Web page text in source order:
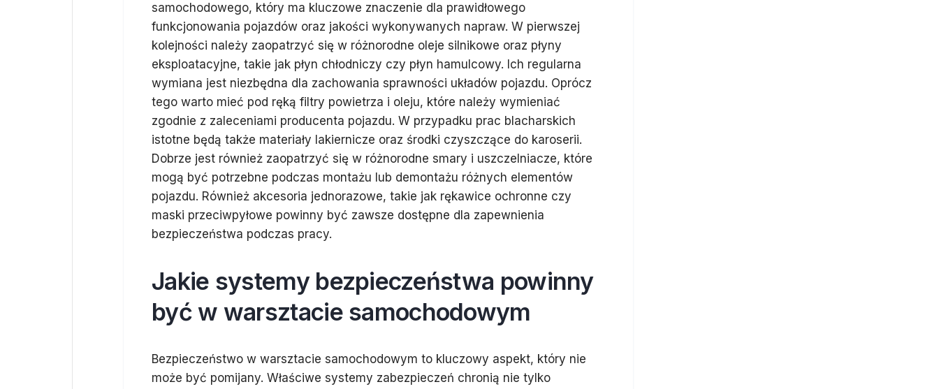
samochodowego, który ma kluczowe znaczenie dla prawidłowego
funkcjonowania pojazdów oraz jakości wykonywanych napraw. W pierwszej
kolejności należy zaopatrzyć się w różnorodne oleje silnikowe oraz płyny
eksploatacyjne, takie jak płyn chłodniczy czy płyn hamulcowy. Ich regularna
wymiana jest niezbędna dla zachowania sprawności układów pojazdu. Oprócz
tego warto mieć pod ręką filtry powietrza i oleju, które należy wymieniać
zgodnie z zaleceniami producenta pojazdu. W przypadku prac blacharskich
istotne będą także materiały lakiernicze oraz środki czyszczące do karoserii.
Dobrze jest również zaopatrzyć się w różnorodne smary i uszczelniacze, które
mogą być potrzebne podczas montażu lub demontażu różnych elementów
pojazdu. Również akcesoria jednorazowe, takie jak rękawice ochronne czy
maski przeciwpyłowe powinny być zawsze dostępne dla zapewnienia
bezpieczeństwa podczas pracy.
Jakie systemy bezpieczeństwa powinny
być w warsztacie samochodowym
Bezpieczeństwo w warsztacie samochodowym to kluczowy aspekt, który nie
może być pomijany. Właściwe systemy zabezpieczeń chronią nie tylko